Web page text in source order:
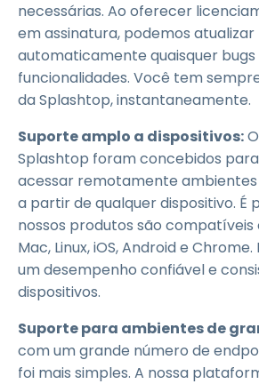
necessárias. Ao oferecer
em assinatura, podemos atualizar
automaticamente quaisquer bugs
funcionalidades. Você tem
da Splashtop, instantaneamente.
Suporte amplo a dispositivos:
Splashtop foram concebidos
acessar remotamente ambientes
a partir de qualquer dispositivo. É
nossos produtos são compatíveis
Mac, Linux, iOS, Android e
um desempenho confiável e
dispositivos.
Suporte para ambientes de
com um grande número de
foi mais simples. A nossa